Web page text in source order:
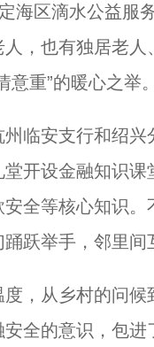
海区滴水公益服
人，也有独居老
意重”的暖心之举
安支行和绍兴
开设金融知识
全等核心知识
跃举手，邻里
，从乡村的问
全的意识，包进